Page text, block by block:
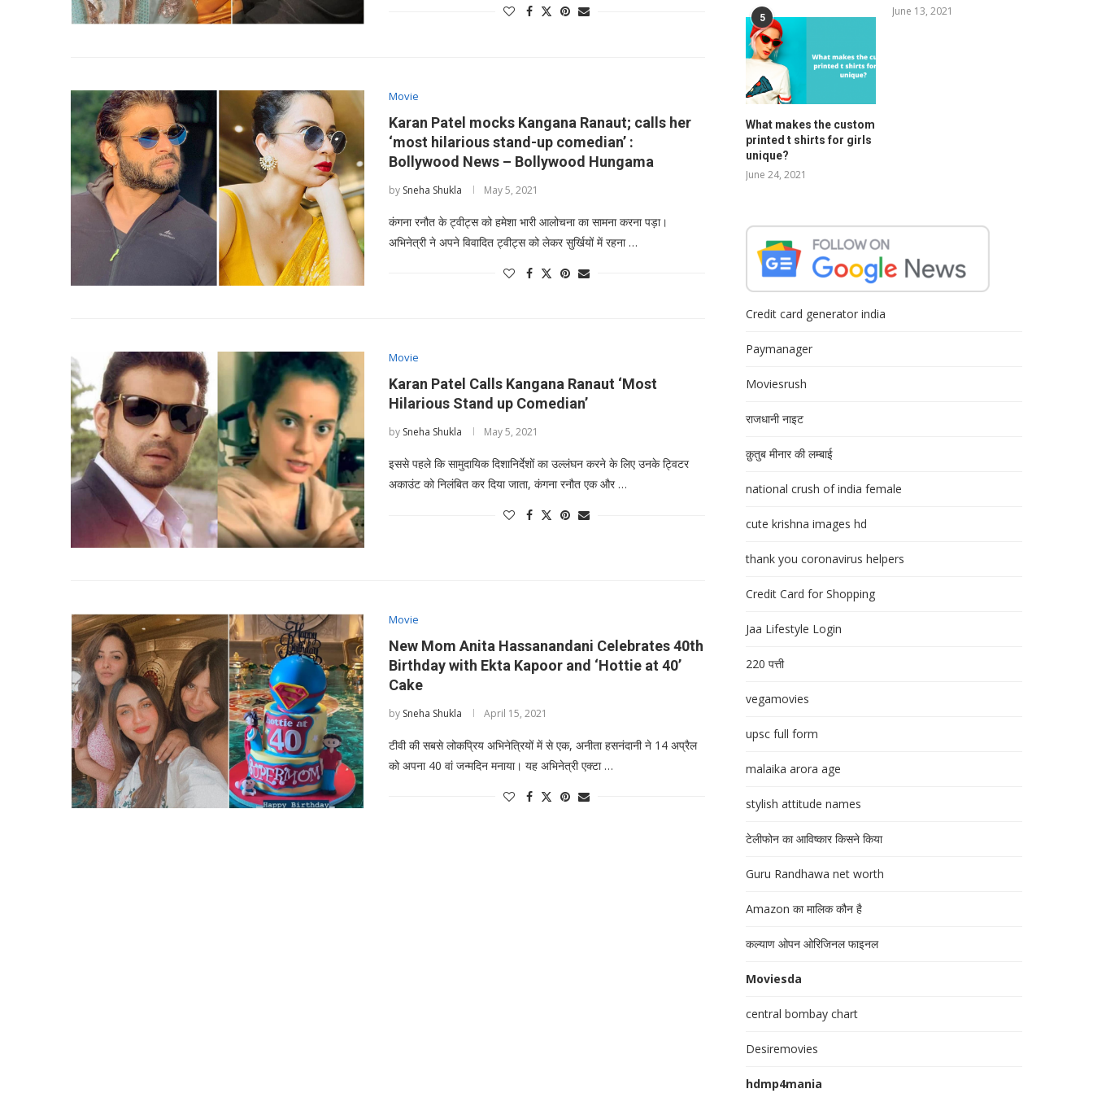
Movie
Karan Patel mocks Kangana Ranaut; calls her
‘most hilarious stand-up comedian’ :
Bollywood News – Bollywood Hungama
by Sneha Shukla May 5, 2021
कंगना रनौत के ट्वीट्स को हमेशा भारी आलोचना का सामना करना पड़ा।
अभिनेत्री ने अपने विवादित ट्वीट्स को लेकर सुर्खियों में रहना …
Movie
Karan Patel Calls Kangana Ranaut ‘Most
Hilarious Stand up Comedian’
by Sneha Shukla May 5, 2021
इससे पहले कि सामुदायिक दिशानिर्देशों का उल्लंघन करने के लिए उनके ट्विटर
अकाउंट को निलंबित कर दिया जाता, कंगना रनौत एक और …
Movie
New Mom Anita Hassanandani Celebrates 40th
Birthday with Ekta Kapoor and ‘Hottie at 40’
Cake
by Sneha Shukla April 15, 2021
टीवी की सबसे लोकप्रिय अभिनेत्रियों में से एक, अनीता हसनंदानी ने 14 अप्रैल
को अपना 40 वां जन्मदिन मनाया। यह अभिनेत्री एक्टा …
June 13, 2021
5
What makes the custom
printed t shirts for girls
unique?
June 24, 2021
Credit card generator india
Paymanager
Moviesrush
राजधानी नाइट
क़ुतुब मीनार की लम्बाई
national crush of india female
cute krishna images hd
thank you coronavirus helpers
Credit Card for Shopping
Jaa Lifestyle Login
220 पत्ती
vegamovies
upsc full form
malaika arora age
stylish attitude names
टेलीफोन का आविष्कार किसने किया
Guru Randhawa net worth
Amazon का मालिक कौन है
कल्याण ओपन ओरिजिनल फाइनल
Moviesda
central bombay chart
Desiremovies
hdmp4mania